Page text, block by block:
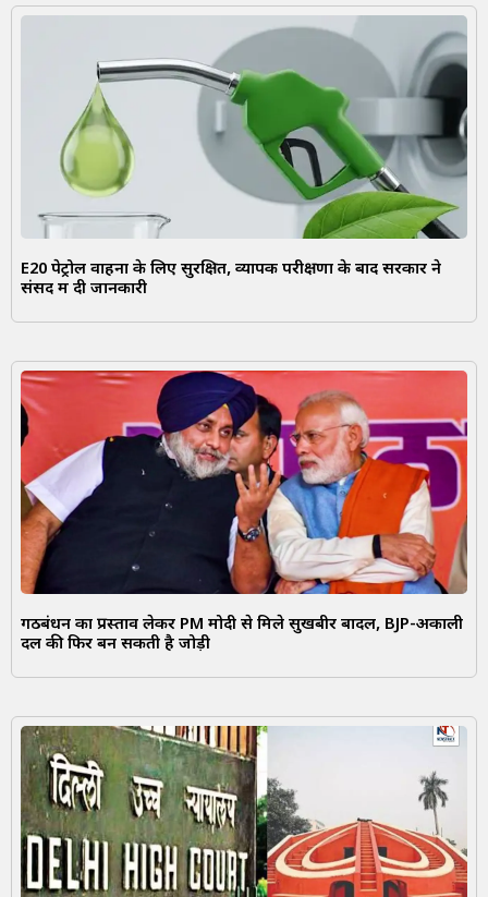
E20 पेट्रोल वाहनों के लिए सुरक्षित, व्यापक परीक्षणों के बाद सरकार ने
संसद में दी जानकारी
गठबंधन का प्रस्ताव लेकर PM मोदी से मिले सुखबीर बादल, BJP-अकाली
दल की फिर बन सकती है जोड़ी